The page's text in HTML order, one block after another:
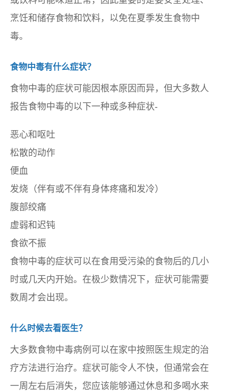
烹饪和储存食物和饮料，以免在夏季发生食物中
毒。
食物中毒有什么症状？
食物中毒的症状可能因根本原因而异，但大多数人
报告食物中毒的以下一种或多种症状-
恶心和呕吐
松散的动作
便血
发烧（伴有或不伴有身体疼痛和发冷）
腹部绞痛
虚弱和迟钝
食欲不振
食物中毒的症状可以在食用受污染的食物后的几小
时或几天内开始。在极少数情况下，症状可能需要
数周才会出现。
什么时候去看医生？
大多数食物中毒病例可以在家中按照医生规定的治
疗方法进行治疗。症状可能令人不快，但通常会在
一周左右后消失，您应该能够通过休息和多喝水来